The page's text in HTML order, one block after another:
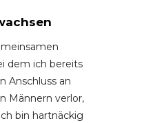
dem ich bereits
Anschluss an
Männern verlor,
bin hartnäckig